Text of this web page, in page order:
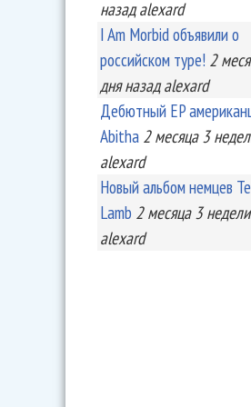
назад alexard
I Am Morbid объявили о
российском туре! 2
дняназад alexard
Дебютный EP
Abitha 2 месяца 3
alexard
Новый альбом немцев
Lamb 2 месяца 3 недели
alexard